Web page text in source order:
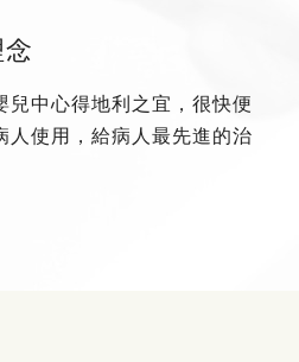
兒中心得地利之宜，很快便
人使用，給病人最先進的治